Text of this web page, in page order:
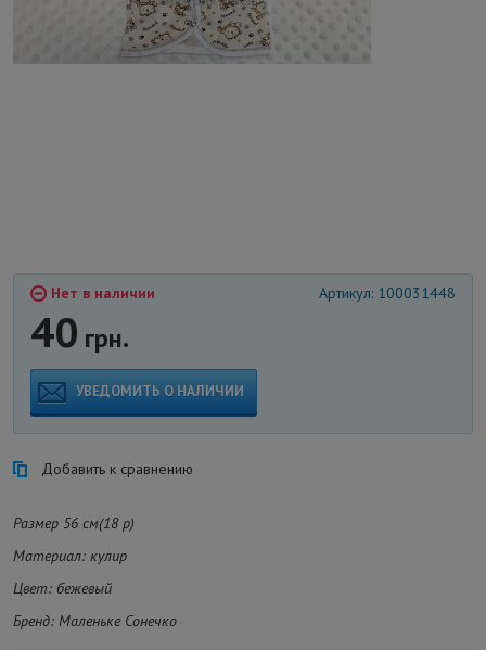
Нет в наличии Артикул: 100031448
40 грн.
УВЕДОМИТЬ О НАЛИЧИИ
Добавить к сравнению
Размер 56 см(18 р)
Материал: кулир
Цвет: бежевый
Бренд: Маленьке Сонечко